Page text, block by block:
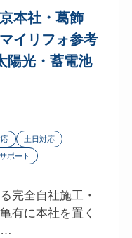
新】
太
陽
レ
ー
シ
ョ
の
口
本社・葛飾
イリフォ参考
陽光・蓄電池
土日対応
ポート
完全自社施工・
有に本社を置く
…